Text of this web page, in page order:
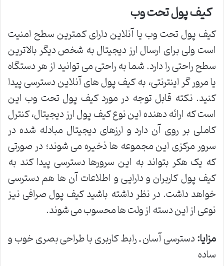
کیف پول تحت وب
کیف پول تحت وب یا آنلاین دارای کمترین سطح امنیت
است ولی برای ارسال ارز دیجیتال به شخص دیگر بالاترین
سطح راحتی را دارد. شما به راحتی می توانید از هر دستگاه
یا مرور گر اینترنتی، به کیف پول های آنلاین دسترسی پیدا
کنید. نکته قابل توجه در مورد کیف پول تحت وب این
است که ارائه دهنده این نوع کیف پول ارز دیجیتال، کنترل
کاملی بر روی آن دارد و ارزهای دیجیتال مبادله شده در
سرور مرکزی این مجموعه ها ذخیره می شوند؛ در صورتی
که یک هکر بتواند به این سرورها دسترسی پیدا کند به
کیف پول کاربران و دارایی و اطلاعات آن ها هم دسترسی
خواهد داشت. در نظر داشته باشید کیف پول صرافی نیز
نوعی از این دسته از ولت ها محسوب می شوند.
مزایا:دسترسی آسان ـ رابط کاربری با طراحی بصری خوب و
ساده